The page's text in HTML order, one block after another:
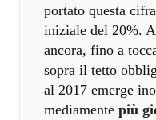
portato questa
iniziale del 20%.
ancora, fino a
sopra il tetto
al 2017 emerge
mediamente più